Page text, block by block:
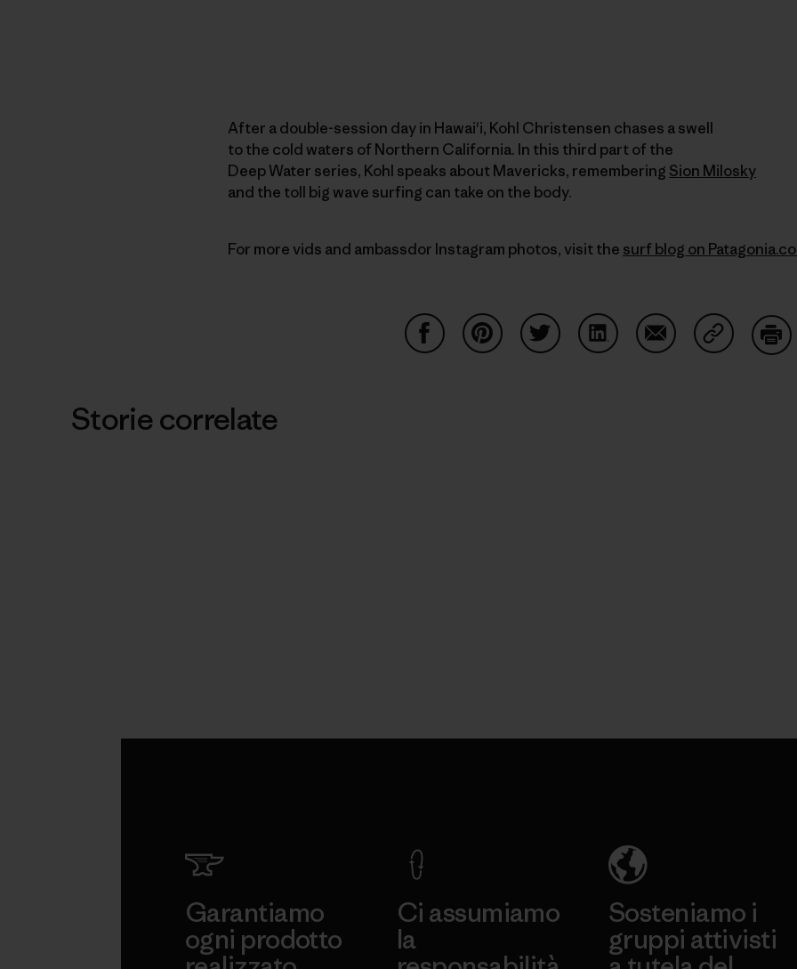
After a double-session day in Hawai'i, Kohl Christensen chases a swell
to the cold waters of Northern California. In this third part of the
Deep Water series, Kohl speaks about Mavericks, remembering Sion Milosky
and the toll big wave surfing can take on the body.
For more vids and ambassdor Instagram photos, visit the surf blog on
Storie correlate
Garantiamo
ogni prodotto
Ci assumiamo
la
Sosteniamo i
gruppi attivisti